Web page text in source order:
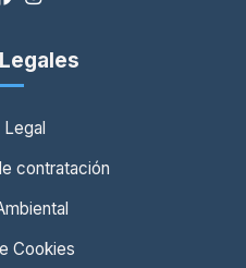
contratación
Cookies